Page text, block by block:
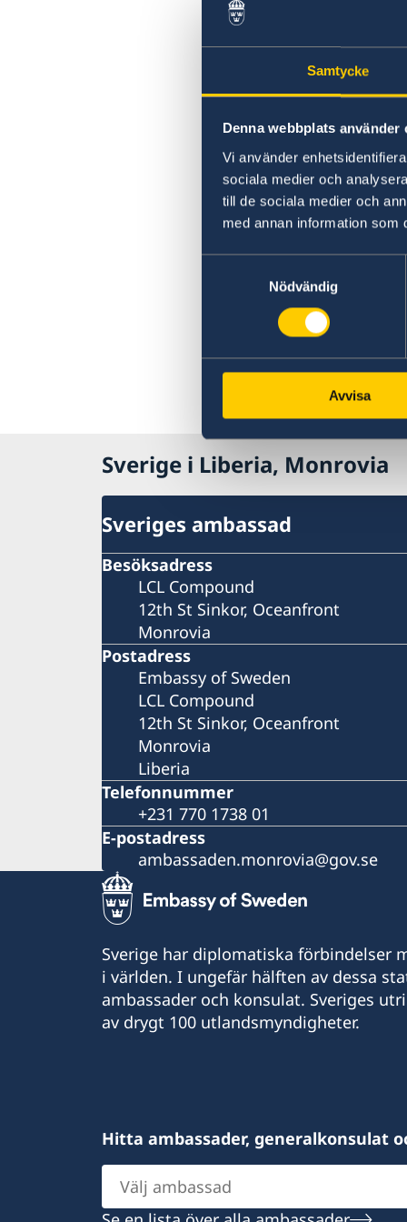
Samtycke
Denna webbplats använder
Vi använder
sociala medier och
till de sociala medier och
med annan information som
Nödvändig
Avvisa
Sverige i Liberia, Monrovia
Sveriges ambassad
Besöksadress
LCL Compound
12th St Sinkor, Oceanfront
Monrovia
Postadress
Embassy of Sweden
LCL Compound
12th St Sinkor, Oceanfront
Monrovia
Liberia
Telefonnummer
+231 770 1738 01
E-postadress
ambassaden.monrovia@gov.se
Sverige har diplomatiska förbindelser
i världen. I ungefär hälften av dessa
ambassader och konsulat. Sveriges
av drygt 100 utlandsmyndigheter.
Hitta ambassader, generalkonsulat
Välj
ambassad